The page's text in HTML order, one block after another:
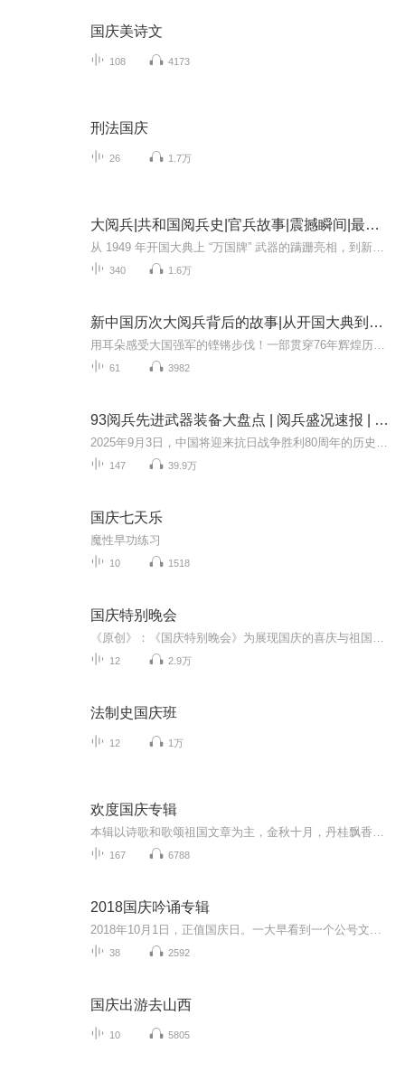
国庆美诗文
108 4173
刑法国庆
26 1.7万
大阅兵|共和国阅兵史|官兵故事|震撼瞬间|最新装备
340 1.6万
新中国历次大阅兵背后的故事|从开国大典到九三阅兵
61 3982
93阅兵先进武器装备大盘点 | 阅兵盛况速报 | 纪念抗日战争胜利80周年大阅兵
147 39.9万
国庆七天乐
魔性早功练习
10 1518
国庆特别晚会
12 2.9万
法制史国庆班
12 1万
欢度国庆专辑
167 6788
2018国庆吟诵专辑
38 2592
国庆出游去山西
10 5805